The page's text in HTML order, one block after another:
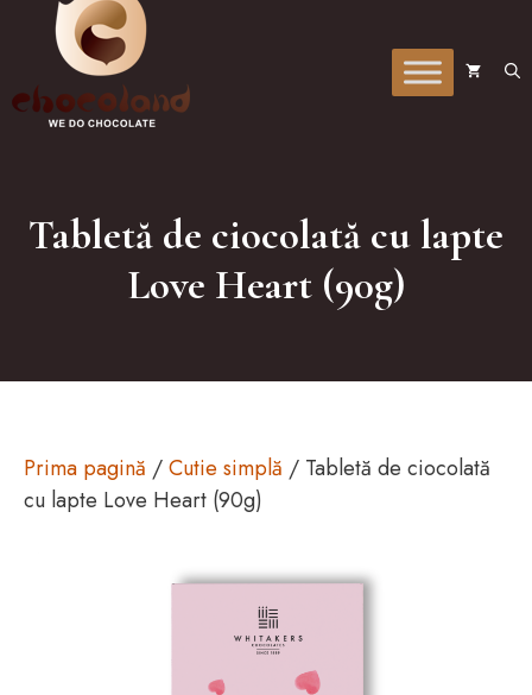
conținut
Tabletă de ciocolată cu lapte
Love Heart (90g)
Prima pagină /Cutie simplă / Tabletă de ciocolată
cu lapte Love Heart (90g)